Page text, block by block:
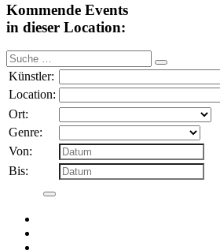
Kommende Events
in dieser Location:
Suche
nach:
Künstler:
Location:
Ort:
Genre:
Von:
Bis: